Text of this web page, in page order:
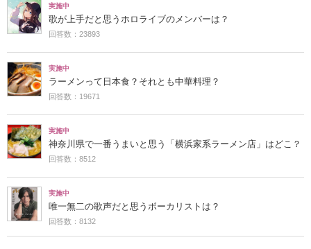
実施中
歌が上手だと思うホロライブのメンバーは？
回答数：23893
実施中
ラーメンって日本食？それとも中華料理？
回答数：19671
実施中
神奈川県で一番うまいと思う「横浜家系ラーメン店」はどこ？
回答数：8512
実施中
唯一無二の歌声だと思うボーカリストは？
回答数：8132